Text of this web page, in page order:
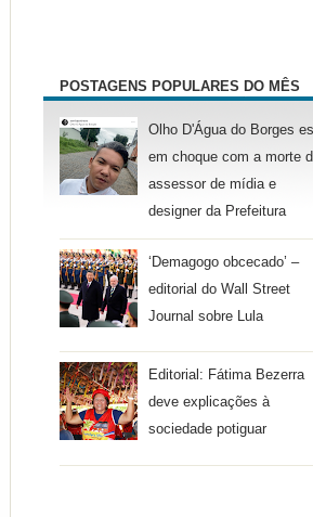
POSTAGENS POPULARES DO MÊS
Olho D'Água do Borges
em choque com a morte
assessor de mídia e
designer da Prefeitura
‘Demagogo obcecado’ –
editorial do Wall Street
Journal sobre Lula
Editorial: Fátima Bezerra
deve explicações à
sociedade potiguar